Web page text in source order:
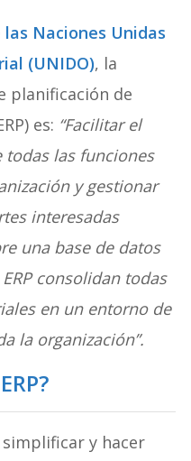
Naciones Unidas
(UNIDO), la
planificación de
es: “Facilitar el
las funciones
y gestionar
interesadas
una base de datos
consolidan todas
en un entorno de
la organización”.
simplificar y hacer